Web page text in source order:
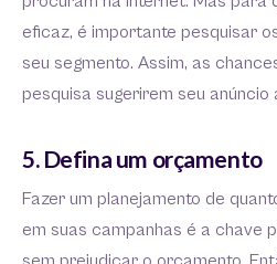
eficaz, é importante pesquisar
seu segmento. Assim, as
pesquisa sugerirem seu anúncio
5. Defina um orçamento
Fazer um planejamento de
em suas campanhas é a chave